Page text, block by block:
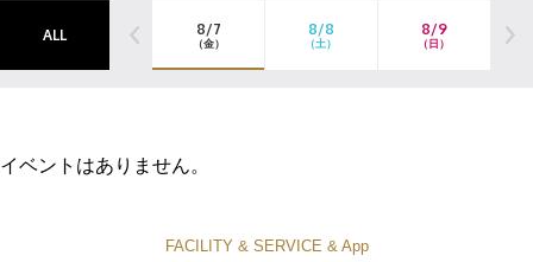
ALL 8/7
（金）
8/8
（土）
8/9
（日）
イベントはありません。
FACILITY & SERVICE & App